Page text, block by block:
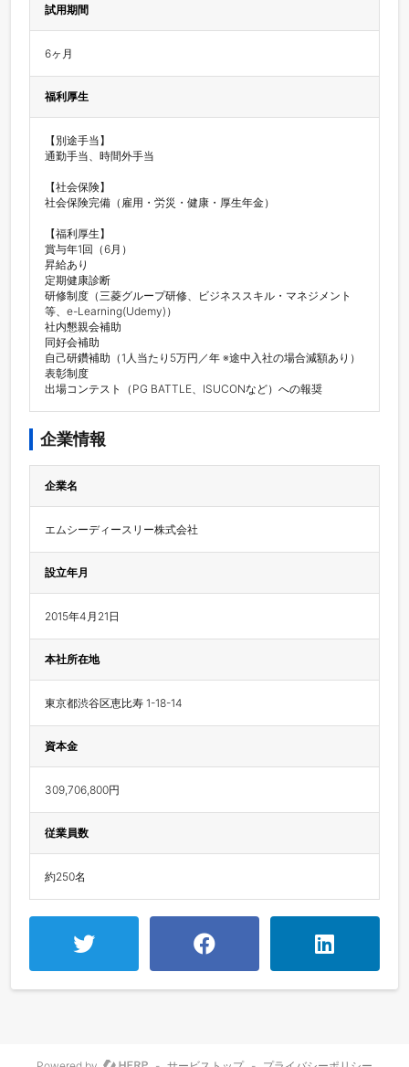
試用期間
6ヶ月
福利厚生
【別途手当】
通勤手当、時間外手当
【社会保険】
社会保険完備（雇⽤・労災・健康・厚⽣年⾦）
【福利厚⽣】
賞与年1回（6⽉）
昇給あり
定期健康診断
研修制度（三菱グループ研修、ビジネススキル・マネジメント
等、e-Learning(Udemy)）
社内懇親会補助
同好会補助
自己研鑽補助（1人当たり5万円／年 ※途中入社の場合減額あり）
表彰制度
出場コンテスト（PG BATTLE、ISUCONなど）への報奨
企業情報
企業名
エムシーディースリー株式会社
設立年月
2015年4月21日
本社所在地
東京都渋谷区恵比寿 1-18-14
資本金
309,706,800円
従業員数
約250名